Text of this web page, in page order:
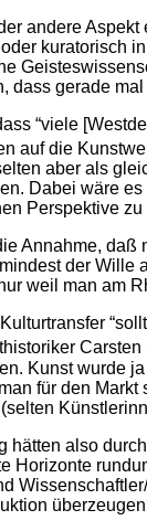
andere
kuratorisch
dass gerade
“viele
auf die
aber als
Dabei wäre
Perspektive zu
Annahme,
der Wille
weil man am
Carsten
Kunst wurde
für den
hätten also
Horizonte